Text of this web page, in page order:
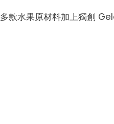
多款水果原材料加上獨創